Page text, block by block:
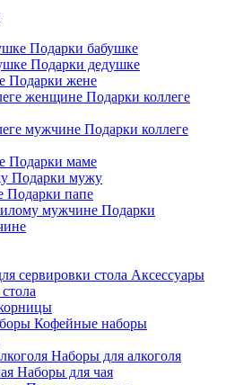
Подарки бабушке
Подарки дедушке
Подарки жене
Подарки коллеге
Подарки коллеге
Подарки маме
Подарки мужу
Подарки папе
Подарки
Аксессуары
Кофейные наборы
Наборы для алкоголя
Наборы для чая